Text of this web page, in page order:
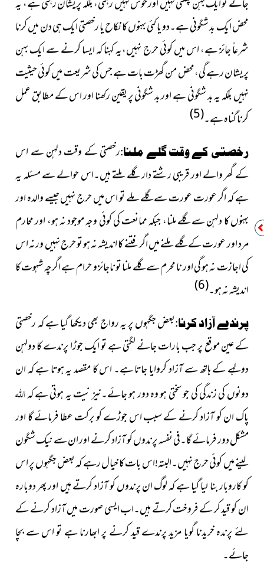
جائے تو ایک بہن پھلتی نہیں اور خوش نہیں رہتی، بلکہ پریشان رہتی ہے، یہ
محض ایک بد شگونی ہے۔دو یا کئی بہنوں کا نکاح یا رخصتی ایک ہی دن میں کرنا
شرعاً جائز ہے، اس میں کوئی حرج نہیں،یہ کہنا کہ ایسا کرنے سے ایک بہن
پریشان رہے گی،محض من گھڑت بات ہے جس کی شریعت میں کوئی حیثیت
نہیں بلکہ یہ بد شگونی ہے اور بد شگونی پر یقین رکھنا اور اس کے مطابق عمل
کرنا گناہ ہے۔(5)
رخصتی کے وقت گلے ملنا:رخصتی کے وقت دلہن سے اس
کے گھر والے اور قریبی رشتے دار گلے ملتے ہیں۔اس حوالے سے مسئلہ یہ
ہے کہ اگر عورت عورت سے گلے ملے تو اس میں حرج نہیں جیسے والدہ اور
بہنوں کا دلہن سے گلے ملنا، جبکہ ممانعت کی کوئی وجہ موجود نہ ہو، اور محارم
مرد اور عورت کے گلے ملنے میں اگر فتنے کا اندیشہ نہ ہو تو حرج نہیں ورنہ اس
کی اجازت نہ ہو گی اور نا محرم سے گلے ملنا تو ناجائز و حرام ہے اگرچہ شہوت کا
اندیشہ نہ ہو۔(6)
پرندے آزاد کرنا:بعض جگہوں پر یہ رواج بھی دیکھا گیا ہے کہ رخصتی
کے عین موقع پر جب بارات جانے لگتی ہے تو ایک جوڑا پرندے کا دولہن
دولہے کے ہاتھ سے آزاد کروایا جاتا ہے۔ اس کا مقصد یہ ہوتا ہے کہ ان
دونوں کی زندگی کی جو سختی ہو وہ دور ہو جائے۔نیزنیت یہ ہوتی ہے کہاللہ
پاک ان کو آزاد کرنے کے سبب اس جوڑے کو برکت عطا فرمائے گا اور
مشکل دور فرمائے گا۔فی نفسہ پرندوں کو آزاد کرنے اور ان سے نیک شگون
لینے میں کوئی حرج نہیں۔البتہ!اس بات کا خیال رہے کہ بعض جگہوں پر اس
کو کاروبار بنا لیا گیا ہے کہ لوگ ان پرندوں کو آزاد کرتے ہیں اور پھر دوبارہ
ان کو قید کر کے فروخت کرتے ہیں۔اب ایسی صورت میں آزاد کرنے کے
لئے پرندہ خریدنا گویا مزید پرندے قید کرنے پر ابھارنا ہے تو اس سے بچا
جائے۔